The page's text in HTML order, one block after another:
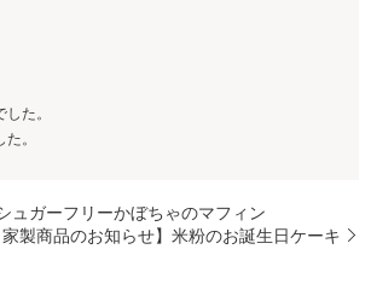
た。
。
ュガーフリーかぼちゃのマフィン
家製商品のお知らせ】米粉のお誕生日ケーキ